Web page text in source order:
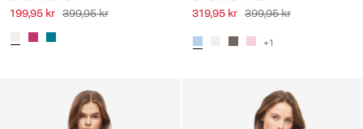
199,95 kr 399,95 kr
319,95 kr 399,95 kr
+1